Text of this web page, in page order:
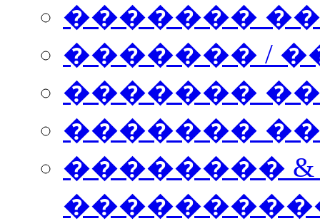
�������
������� /
�������
������� ���
��������